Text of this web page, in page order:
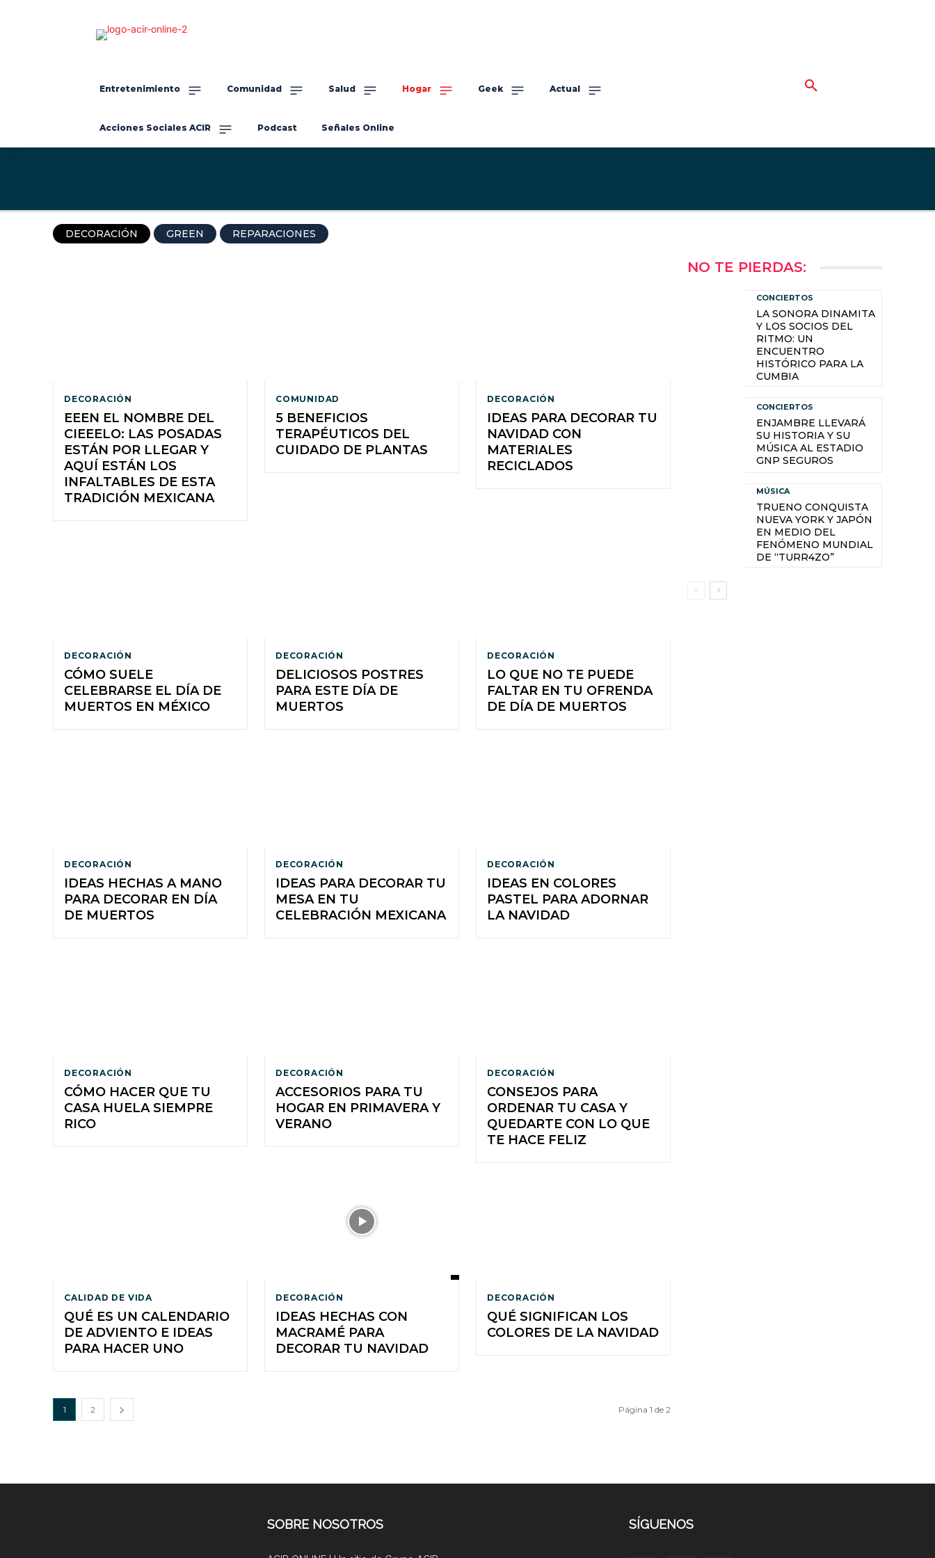
Entretenimiento Comunidad Salud Hogar Geek Actual
Acciones Sociales ACIR Podcast Señales Online
DECORACIÓN GREEN REPARACIONES
DECORACIÓN
EEEN EL NOMBRE DEL
CIEEELO: LAS POSADAS
ESTÁN POR LLEGAR Y
AQUÍ ESTÁN LOS
INFALTABLES DE ESTA
TRADICIÓN MEXICANA
COMUNIDAD
5 BENEFICIOS
TERAPÉUTICOS DEL
CUIDADO DE PLANTAS
DECORACIÓN
IDEAS PARA DECORAR TU
NAVIDAD CON
MATERIALES
RECICLADOS
DECORACIÓN
CÓMO SUELE
CELEBRARSE EL DÍA DE
MUERTOS EN MÉXICO
DECORACIÓN
DELICIOSOS POSTRES
PARA ESTE DÍA DE
MUERTOS
DECORACIÓN
LO QUE NO TE PUEDE
FALTAR EN TU OFRENDA
DE DÍA DE MUERTOS
DECORACIÓN
IDEAS HECHAS A MANO
PARA DECORAR EN DÍA
DE MUERTOS
DECORACIÓN
IDEAS PARA DECORAR TU
MESA EN TU
CELEBRACIÓN MEXICANA
DECORACIÓN
IDEAS EN COLORES
PASTEL PARA ADORNAR
LA NAVIDAD
DECORACIÓN
CÓMO HACER QUE TU
CASA HUELA SIEMPRE
RICO
DECORACIÓN
ACCESORIOS PARA TU
HOGAR EN PRIMAVERA Y
VERANO
DECORACIÓN
CONSEJOS PARA
ORDENAR TU CASA Y
QUEDARTE CON LO QUE
TE HACE FELIZ
CALIDAD DE VIDA
QUÉ ES UN CALENDARIO
DE ADVIENTO E IDEAS
PARA HACER UNO
DECORACIÓN
IDEAS HECHAS CON
MACRAMÉ PARA
DECORAR TU NAVIDAD
DECORACIÓN
QUÉ SIGNIFICAN LOS
COLORES DE LA NAVIDAD
1 2 Página 1 de 2
NO TE PIERDAS:
CONCIERTOS
LA SONORA DINAMITA
Y LOS SOCIOS DEL
RITMO: UN
ENCUENTRO
HISTÓRICO PARA LA
CUMBIA
CONCIERTOS
ENJAMBRE LLEVARÁ
SU HISTORIA Y SU
MÚSICA AL ESTADIO
GNP SEGUROS
MÚSICA
TRUENO CONQUISTA
NUEVA YORK Y JAPÓN
EN MEDIO DEL
FENÓMENO MUNDIAL
DE “TURR4ZO”
SOBRE NOSOTROS SÍGUENOS